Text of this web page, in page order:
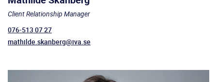
Client Relationship Manager
076-513 07 27
mathilde.skanberg@iva.se